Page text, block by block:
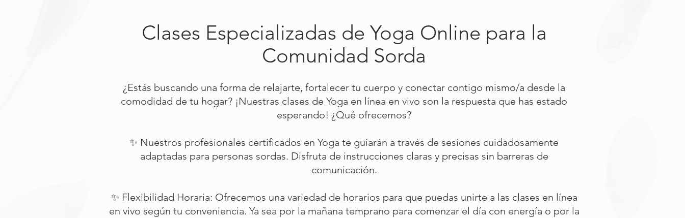
Clases Especializadas de Yoga Online para la
Comunidad Sorda
¿Estás buscando una forma de relajarte, fortalecer tu cuerpo y conectar contigo mismo/a desde la
comodidad de tu hogar? ¡Nuestras clases de Yoga en línea en vivo son la respuesta que has estado
esperando! ¿Qué ofrecemos?
✨ Nuestros profesionales certificados en Yoga te guiarán a través de sesiones cuidadosamente
adaptadas para personas sordas. Disfruta de instrucciones claras y precisas sin barreras de
comunicación.
✨ Flexibilidad Horaria: Ofrecemos una variedad de horarios para que puedas unirte a las clases en línea
en vivo según tu conveniencia. Ya sea por la mañana temprano para comenzar el día con energía o por la